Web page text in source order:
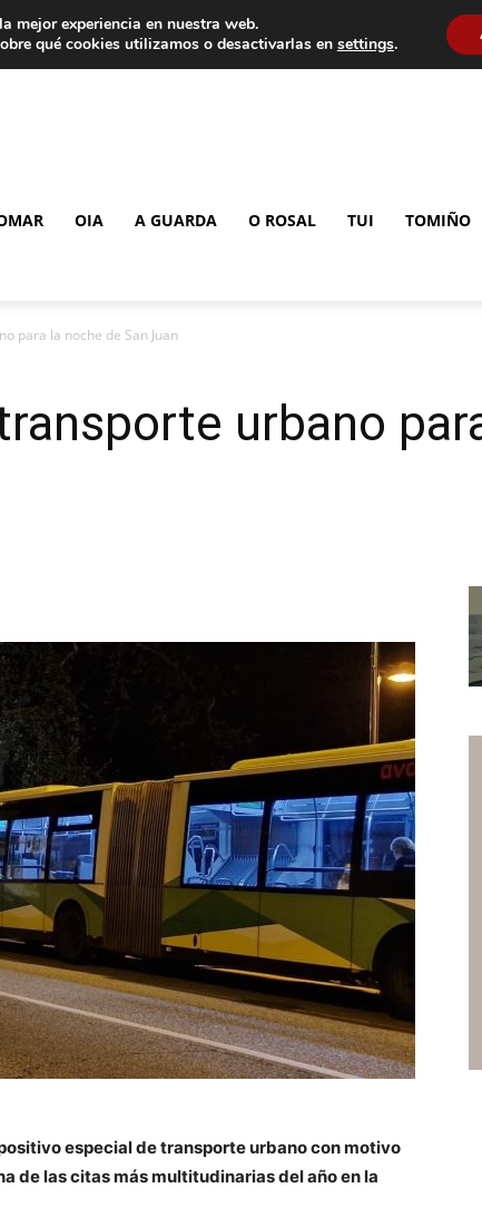
OIA A GUARDA O ROSAL TUI TOMIÑO
para la noche de San Juan
urbano
especial de transporte urbano con motivo
de las citas más multitudinarias del año en la
mejor experiencia en nuestra web.
qué cookies utilizamos o desactivarlas en settings.